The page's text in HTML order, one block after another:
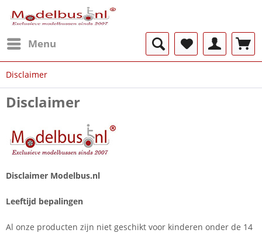
Menu
Disclaimer
Disclaimer
Disclaimer Modelbus.nl
Leeftijd bepalingen
Al onze producten zijn niet geschikt voor kinderen onder de 14